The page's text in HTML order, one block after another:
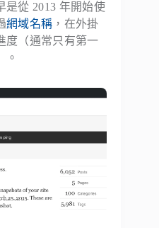
是從 2013 年開始使
網域名稱 ，在外掛
度（通常只有第一
。